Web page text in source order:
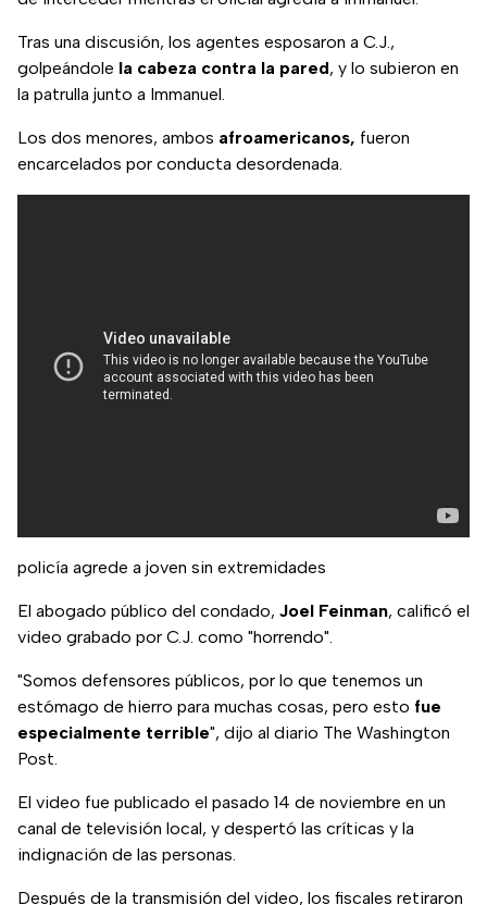
Tras una discusión, los agentes esposaron a C.J.,
golpeándole la cabeza contra la pared, y lo subieron en
la patrulla junto a Immanuel.
Los dos menores, ambos afroamericanos, fueron
encarcelados por conducta desordenada.
policía agrede a joven sin extremidades
El abogado público del condado, Joel Feinman, calificó el
video grabado por C.J. como "horrendo".
"Somos defensores públicos, por lo que tenemos un
estómago de hierro para muchas cosas, pero esto fue
especialmente terrible", dijo al diario The Washington
Post.
El video fue publicado el pasado 14 de noviembre en un
canal de televisión local, y despertó las críticas y la
indignación de las personas.
Después de la transmisión del video, los fiscales retiraron